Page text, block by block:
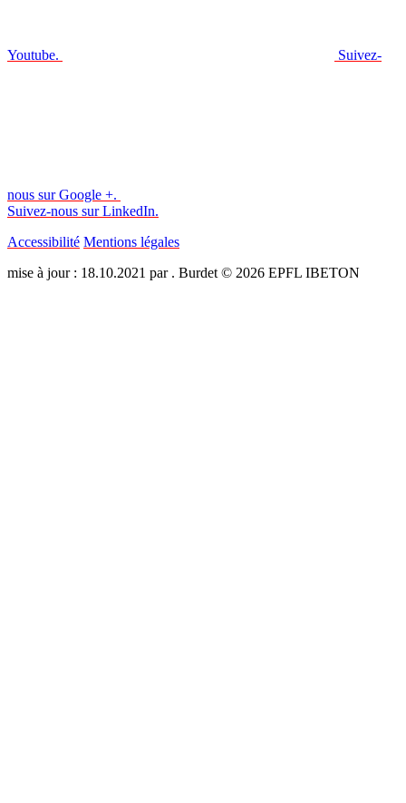
Youtube. Suivez-
nous sur Google +.
Suivez-nous sur LinkedIn.
Accessibilité Mentions légales
mise à jour : 18.10.2021 par . Burdet © 2026 EPFL IBETON